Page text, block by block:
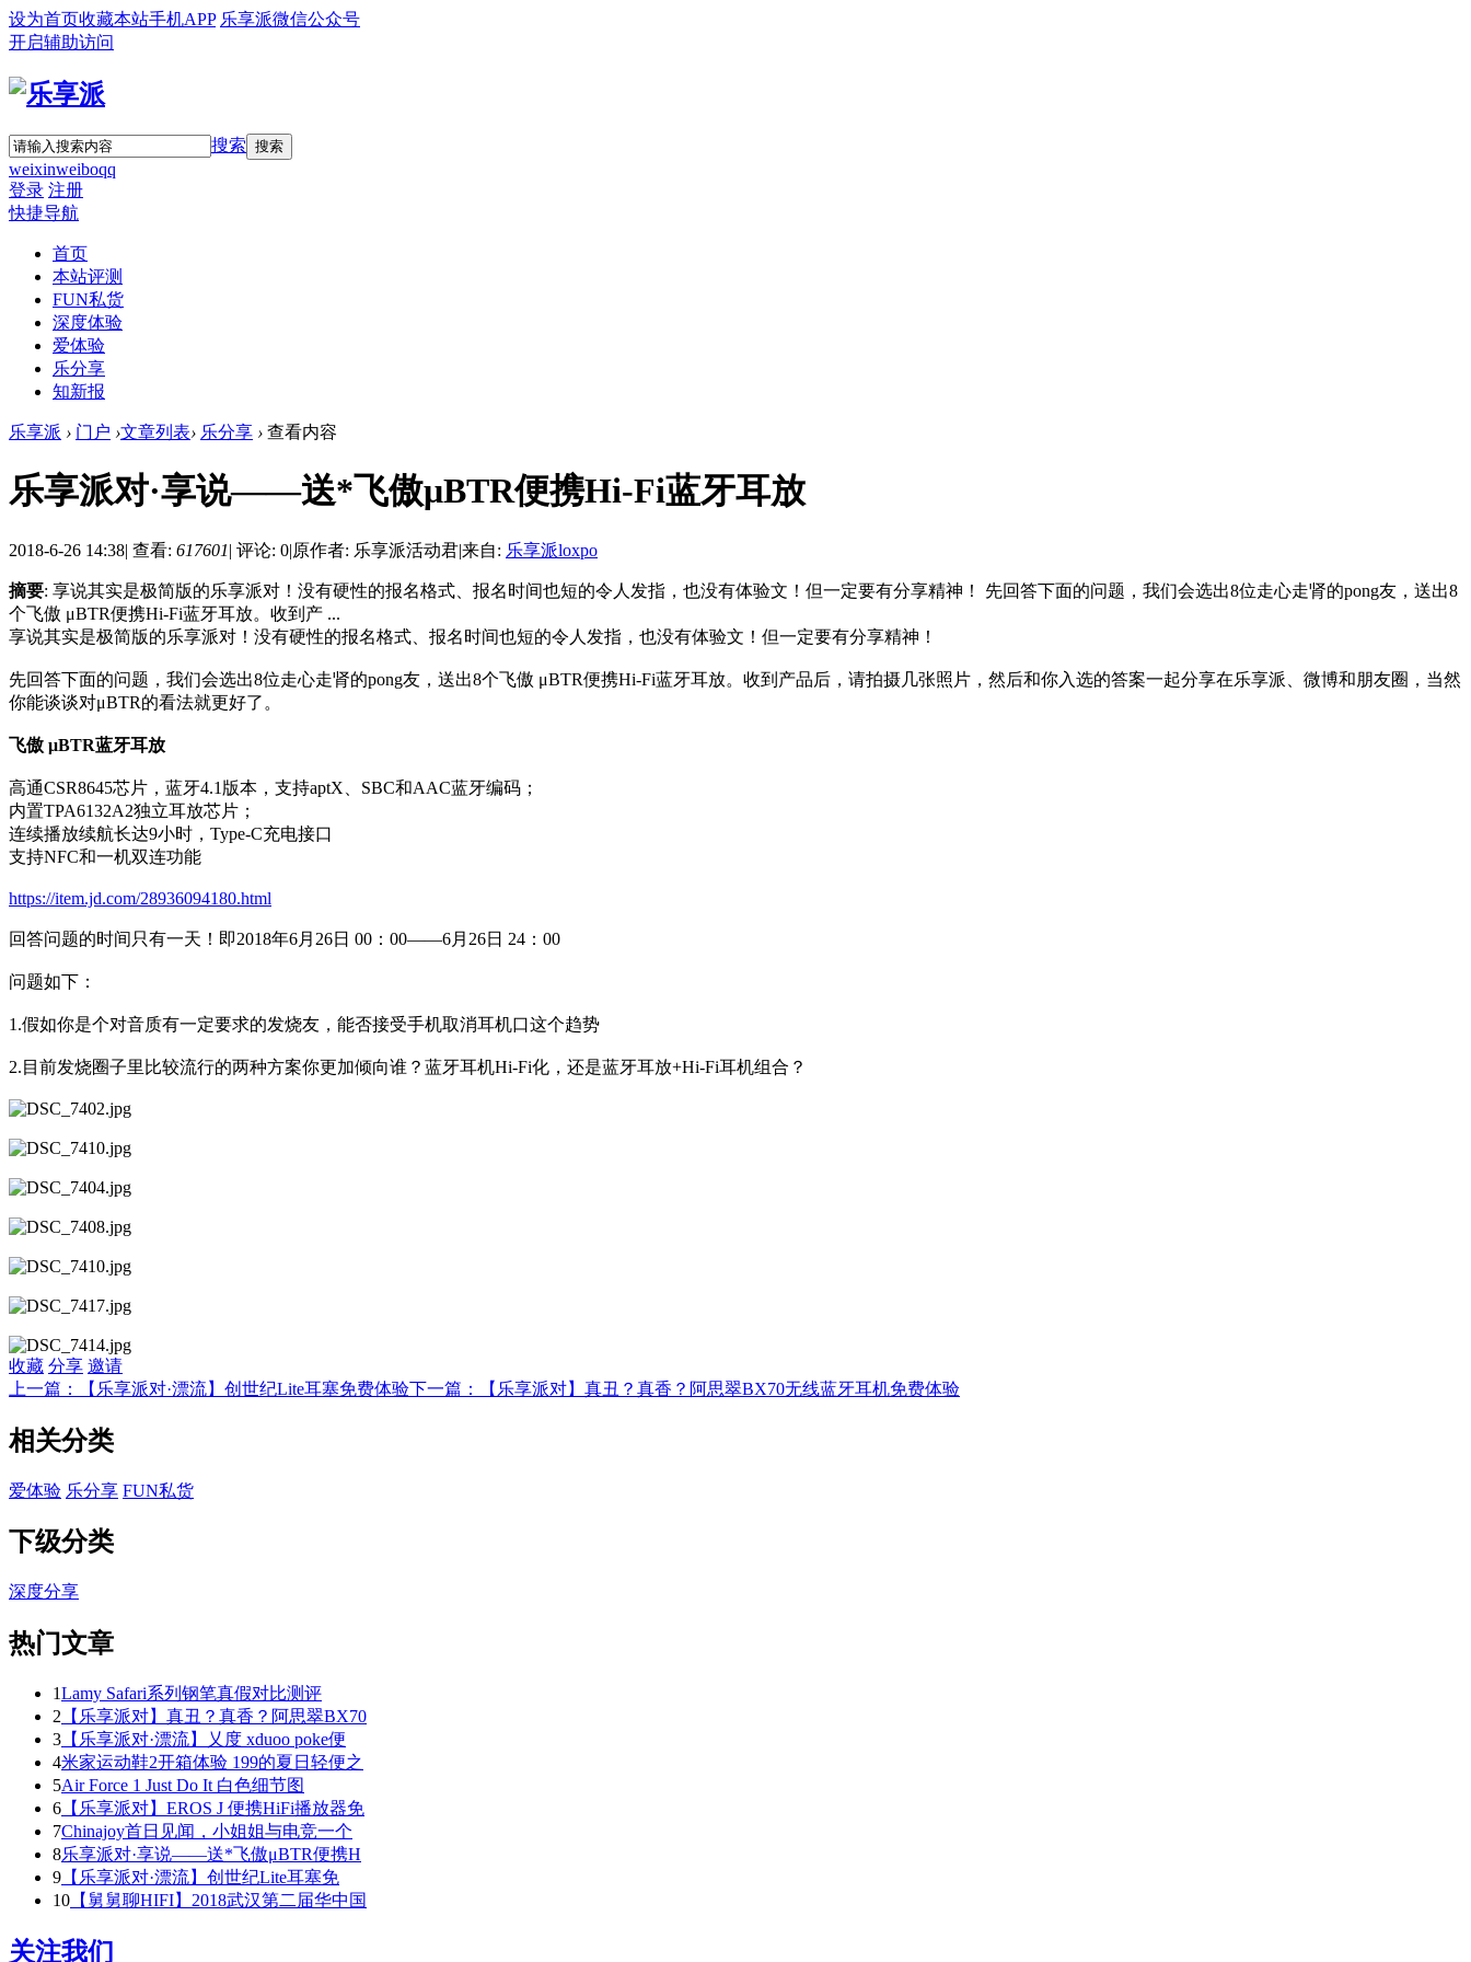
设为首页收藏本站手机APP 乐享派微信公众号
开启辅助访问
搜索 搜索
weixinweiboqq
登录 注册
快捷导航
首页
本站评测
FUN私货
深度体验
爱体验
乐分享
知新报
乐享派 › 门户 ›文章列表› 乐分享 › 查看内容
乐享派对·享说——送*飞傲μBTR便携Hi-Fi蓝牙耳放
2018-6-26 14:38| 查看: 617601| 评论: 0|原作者: 乐享派活动君|来自: 乐享派loxpo
摘要: 享说其实是极简版的乐享派对！没有硬性的报名格式、报名时间也短的令人发指，也没有体验文！但一定要有分享精神！ 先回答下面的问题，我们会选出8位走心走肾的pong友，送出8
个飞傲 μBTR便携Hi-Fi蓝牙耳放。收到产 ...
享说其实是极简版的乐享派对！没有硬性的报名格式、报名时间也短的令人发指，也没有体验文！但一定要有分享精神！
先回答下面的问题，我们会选出8位走心走肾的pong友，送出8个飞傲 μBTR便携Hi-Fi蓝牙耳放。收到产品后，请拍摄几张照片，然后和你入选的答案一起分享在乐享派、微博和朋友圈，当然
你能谈谈对μBTR的看法就更好了。
飞傲 μBTR蓝牙耳放
高通CSR8645芯片，蓝牙4.1版本，支持aptX、SBC和AAC蓝牙编码；
内置TPA6132A2独立耳放芯片；
连续播放续航长达9小时，Type-C充电接口
支持NFC和一机双连功能
https://item.jd.com/28936094180.html
回答问题的时间只有一天！即2018年6月26日 00：00——6月26日 24：00
问题如下：
1.假如你是个对音质有一定要求的发烧友，能否接受手机取消耳机口这个趋势
2.目前发烧圈子里比较流行的两种方案你更加倾向谁？蓝牙耳机Hi-Fi化，还是蓝牙耳放+Hi-Fi耳机组合？
收藏 分享 邀请
上一篇：【乐享派对·漂流】创世纪Lite耳塞免费体验下一篇：【乐享派对】真丑？真香？阿思翠BX70无线蓝牙耳机免费体验
相关分类
爱体验 乐分享 FUN私货
下级分类
深度分享
热门文章
1Lamy Safari系列钢笔真假对比测评
2 【乐享派对】真丑？真香？阿思翠BX70
3 【乐享派对·漂流】乂度 xduoo poke便
4米家运动鞋2开箱体验 199的夏日轻便之
5Air Force 1 Just Do It 白色细节图
6 【乐享派对】EROS J 便携HiFi播放器免
7Chinajoy首日见闻，小姐姐与电竞一个
8乐享派对·享说——送*飞傲μBTR便携H
9 【乐享派对·漂流】创世纪Lite耳塞免
10 【舅舅聊HIFI】2018武汉第二届华中国
关注我们